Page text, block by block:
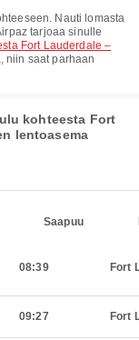
Nauti lomasta
tarjoaa sinulle
Fort Lauderdale –
niin saat parhaan
kohteesta Fort
lentoasema
Saapuu
08:39 Fort
09:27 Fort